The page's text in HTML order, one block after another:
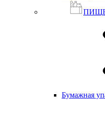
Бумажная